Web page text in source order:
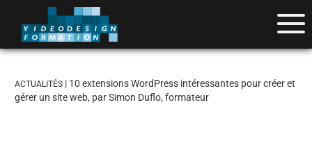
ACTUALITÉS | 10 extensions WordPress intéressantes pour créer et
gérer un site web, par Simon Duflo, formateur